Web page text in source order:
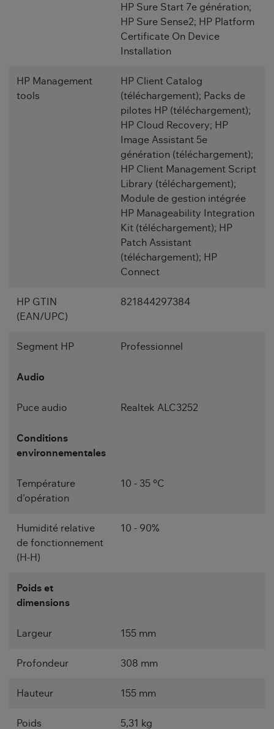
HP Sure Start 7e génération;
HP Sure Sense2; HP Platform
Certificate On Device
Installation
HP Management
tools
HP Client Catalog
(téléchargement); Packs de
pilotes HP (téléchargement);
HP Cloud Recovery; HP
Image Assistant 5e
génération (téléchargement);
HP Client Management Script
Library (téléchargement);
Module de gestion intégrée
HP Manageability Integration
Kit (téléchargement); HP
Patch Assistant
(téléchargement); HP
Connect
HP GTIN
(EAN/UPC)
821844297384
Segment HP Professionnel
Audio
Puce audio Realtek ALC3252
Conditions
environnementales
Température
d'opération
10 - 35 °C
Humidité relative
de fonctionnement
(H-H)
10 - 90%
Poids et
dimensions
Largeur 155 mm
Profondeur 308 mm
Hauteur 155 mm
Poids 5,31 kg